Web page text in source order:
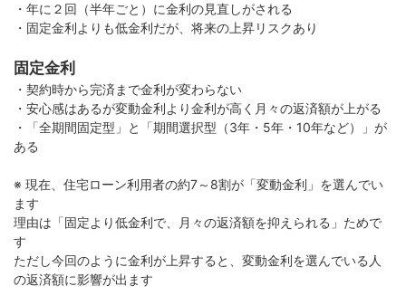
・年に２回（半年ごと）に金利の見直しがされる
・固定金利よりも低金利だが、将来の上昇リスクあり
固定金利
・契約時から完済まで金利が変わらない
・安心感はあるが変動金利より金利が高く月々の返済額が上がる
・「全期間固定型」と「期間選択型（3年・5年・10年など）」が
ある
※ 現在、住宅ローン利用者の約7～8割が「変動金利」を選んでい
ます
理由は「固定より低金利で、月々の返済額を抑えられる」ためで
す
ただし今回のように金利が上昇すると、変動金利を選んでいる人
の返済額に影響が出ます